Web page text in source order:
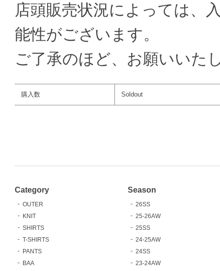
店頭販売状況によっては、
能性がございます。
ご了承のほど、お願いいた
購入数 Soldout
Category
OUTER
KNIT
SHIRTS
T-SHIRTS
PANTS
BAA
Season
26SS
25-26AW
25SS
24-25AW
24SS
23-24AW